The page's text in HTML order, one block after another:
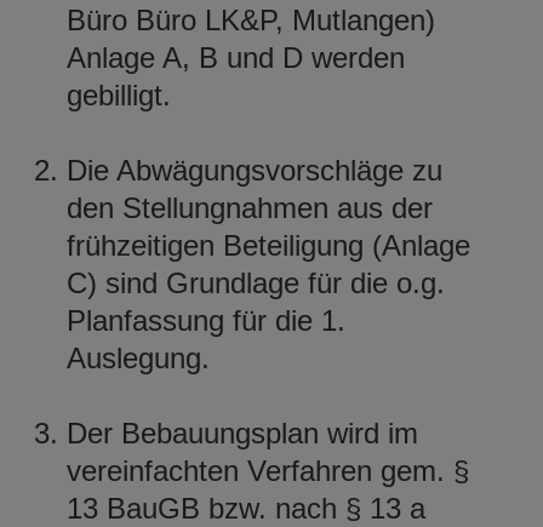
Büro Büro LK&P, Mutlangen)
Anlage A, B und D werden
gebilligt.
Die Abwägungsvorschläge zu
den Stellungnahmen aus der
frühzeitigen Beteiligung (Anlage
C) sind Grundlage für die o.g.
Planfassung für die 1.
Auslegung.
Der Bebauungsplan wird im
vereinfachten Verfahren gem. §
13 BauGB bzw. nach § 13 a